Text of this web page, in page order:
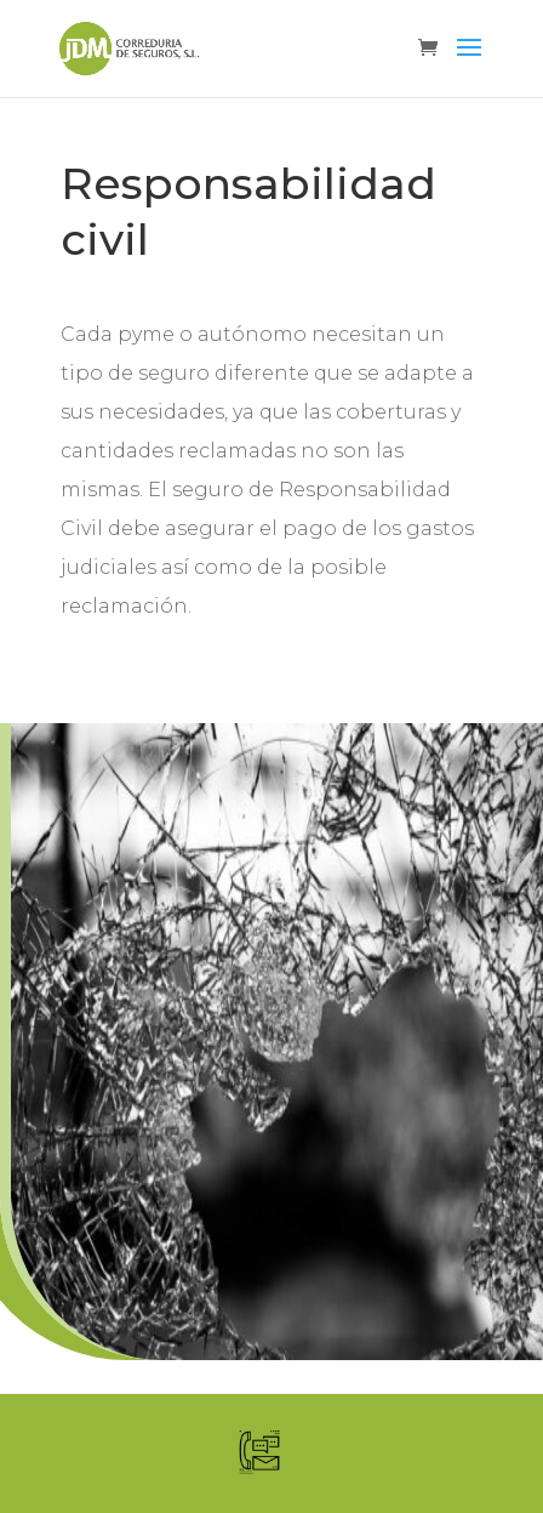
Responsabilidad
civil
Cada pyme o autónomo necesitan un
tipo de seguro diferente que se adapte a
sus necesidades, ya que las coberturas y
cantidades reclamadas no son las
mismas. El seguro de Responsabilidad
Civil debe asegurar el pago de los gastos
judiciales así como de la posible
reclamación.